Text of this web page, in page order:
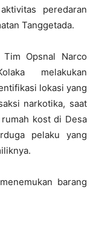
peredaran
Tanggetada.
Opsnal Narco
melakukan
lokasi yang
narkotika, saat
kost di Desa
pelaku yang
barang